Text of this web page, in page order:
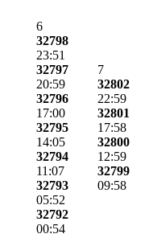
6
32798
23:51
32797
20:59
32796
17:00
32795
14:05
32794
11:07
32793
05:52
32792
00:54
7
32802
22:59
32801
17:58
32800
12:59
32799
09:58